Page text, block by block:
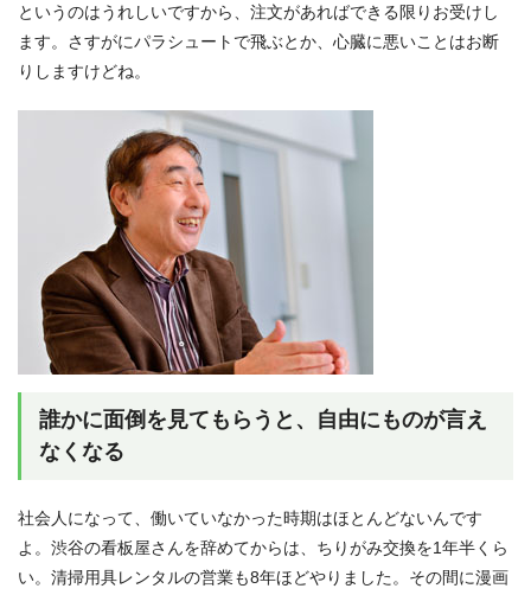
というのはうれしいですから、注文があればできる限りお受けし
ます。さすがにパラシュートで飛ぶとか、心臓に悪いことはお断
りしますけどね。
誰かに面倒を見てもらうと、自由にものが言え
なくなる
社会人になって、働いていなかった時期はほとんどないんです
よ。渋谷の看板屋さんを辞めてからは、ちりがみ交換を1年半くら
い。清掃用具レンタルの営業も8年ほどやりました。その間に漫画